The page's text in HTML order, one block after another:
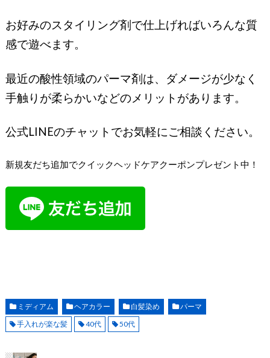
お好みのスタイリング剤で仕上げればいろんな質
感で遊べます。
最近の酸性領域のパーマ剤は、ダメージが少なく
手触りが柔らかいなどのメリットがあります。
公式LINEのチャットでお気軽にご相談ください。
新規友だち追加でクイックヘッドケアクーポンプレゼント中！
ミディアム ヘアカラー 白髪染め
パーマ
手入れが楽な髪
40代 50代